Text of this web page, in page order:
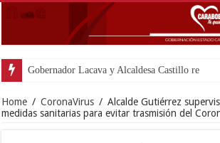
Gobernador Lacava y Alcaldesa Castillo
Home / CoronaVirus / Alcalde Gutiérrez
medidas sanitarias para evitar trasmisión del